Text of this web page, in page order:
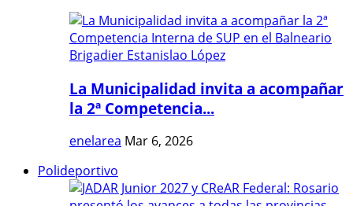
La Municipalidad invita a acompañar
la 2ª Competencia...
enelarea Mar 6, 2026
Polideportivo